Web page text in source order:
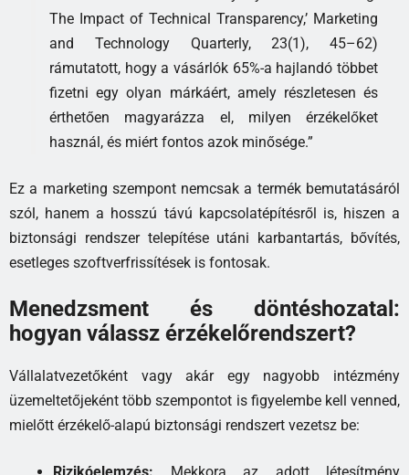
The Impact of Technical Transparency,’ Marketing
and Technology Quarterly, 23(1), 45–62)
rámutatott, hogy a vásárlók 65%-a hajlandó többet
fizetni egy olyan márkáért, amely részletesen és
érthetően magyarázza el, milyen érzékelőket
használ, és miért fontos azok minősége.”
Ez a marketing szempont nemcsak a termék bemutatásáról
szól, hanem a hosszú távú kapcsolatépítésről is, hiszen a
biztonsági rendszer telepítése utáni karbantartás, bővítés,
esetleges szoftverfrissítések is fontosak.
Menedzsment és döntéshozatal:
hogyan válassz érzékelőrendszert?
Vállalatvezetőként vagy akár egy nagyobb intézmény
üzemeltetőjeként több szempontot is figyelembe kell venned,
mielőtt érzékelő-alapú biztonsági rendszert vezetsz be: